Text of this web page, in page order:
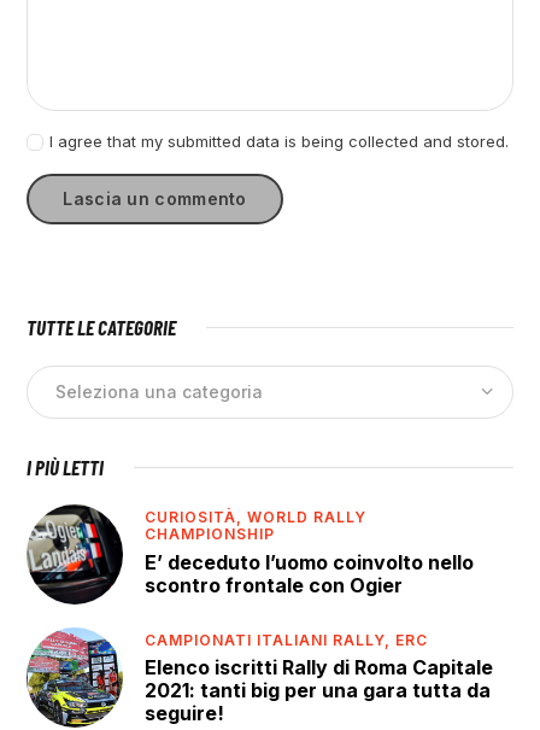
I agree that my submitted data is being collected and stored.
TUTTE LE CATEGORIE
I PIÙ LETTI
CURIOSITÀ,WORLD RALLY
CHAMPIONSHIP
E’ deceduto l’uomo coinvolto nello
scontro frontale con Ogier
CAMPIONATI ITALIANI RALLY, ERC
Elenco iscritti Rally di Roma Capitale
2021: tanti big per una gara tutta da
seguire!